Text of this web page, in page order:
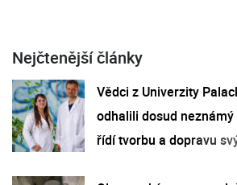
Nejčtenější články
Vědci z Univerzity
odhalili dosud
řídí tvorbu a dopravu